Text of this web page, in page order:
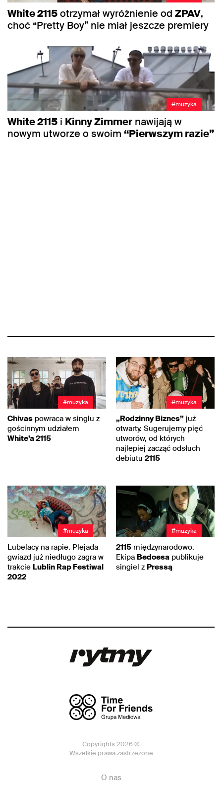
White 2115otrzymał wyróżnienie od ZPAV,
choć “Pretty Boy” nie miał jeszcze premiery
#muzyka
White 2115 i Kinny Zimmer nawijają w
nowym utworze o swoim “Pierwszym razie”
#muzyka
Chivas powraca w singlu z
gościnnym udziałem
White’a 2115
#muzyka
„Rodzinny Biznes” już
otwarty. Sugerujemy pięć
utworów, od których
najlepiej zacząć odsłuch
debiutu 2115
#muzyka
Lubelacy na rapie. Plejada
gwiazd już niedługo zagra w
trakcie Lublin Rap Festiwal
2022
#muzyka
2115 międzynarodowo.
Ekipa Bedoesa publikuje
singiel z Pressą
Copyrights 2026 ©
Wszelkie prawa zastrzeżone
O nas